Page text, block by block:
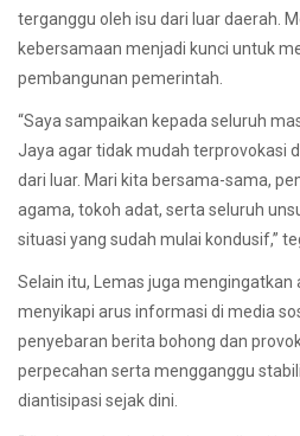
terganggu oleh isu dari luar daerah.
kebersamaan menjadi kunci untuk
pembangunan pemerintah.
“Saya sampaikan kepada seluruh
Jaya agar tidak mudah terprovokasi
dari luar. Mari kita bersama-sama,
agama, tokoh adat, serta seluruh
situasi yang sudah mulai kondusif,”
Selain itu, Lemas juga
menyikapi arus informasi di media
penyebaran berita bohong dan
perpecahan serta mengganggu
diantisipasi sejak dini.